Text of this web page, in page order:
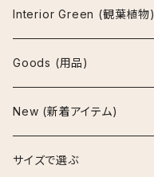
Interior Green (観葉植物)
アグラオネマ
ビューティー
マリア
アスプレニウム
パーバティ
アロカシア
Goods (用品)
鉢
陶器鉢
インテリア雑貨
New (新着アイテム)
サイズで選ぶ